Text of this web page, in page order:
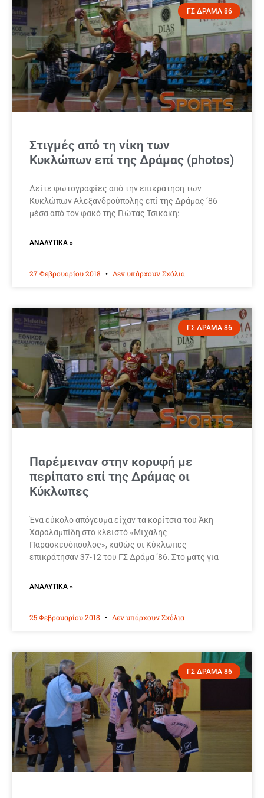
ΓΣ ΔΡΑΜΑ 86
Στιγμές από τη νίκη των
Κυκλώπων επί της Δράμας (photos)
Δείτε φωτογραφίες από την επικράτηση των
Κυκλώπων Αλεξανδρούπολης επί της Δράμας ’86
μέσα από τον φακό της Γιώτας Τσικάκη:
ΑΝΑΛΥΤΙΚΆ »
27 Φεβρουαρίου 2018 Δεν υπάρχουν Σχόλια
ΓΣ ΔΡΑΜΑ 86
Παρέμειναν στην κορυφή με
περίπατο επί της Δράμας οι
Κύκλωπες
Ένα εύκολο απόγευμα είχαν τα κορίτσια του Άκη
Χαραλαμπίδη στο κλειστό «Μιχάλης
Παρασκευόπουλος», καθώς οι Κύκλωπες
επικράτησαν 37-12 του ΓΣ Δράμα ’86. Στο ματς για
ΑΝΑΛΥΤΙΚΆ »
25 Φεβρουαρίου 2018 Δεν υπάρχουν Σχόλια
ΓΣ ΔΡΑΜΑ 86